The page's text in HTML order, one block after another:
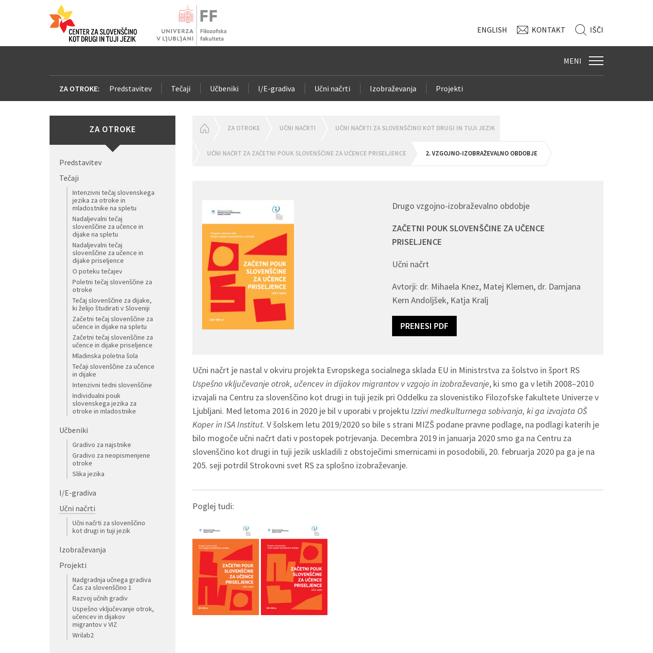
ENGLISH KONTAKT IŠČI
MENI
ZA OTROKE: Predstavitev Tečaji Učbeniki I/E-gradiva Učni načrti Izobraževanja Projekti
ZA OTROKE
Predstavitev
Tečaji
Intenzivni tečaj slovenskega
jezika za otroke in
mladostnike na spletu
Nadaljevalni tečaj
slovenščine za učence in
dijake na spletu
Nadaljevalni tečaj
slovenščine za učence in
dijake priseljence
O poteku tečajev
Poletni tečaj slovenščine za
otroke
Tečaj slovenščine za dijake,
ki želijo študirati v Sloveniji
Začetni tečaj slovenščine za
učence in dijake na spletu
Začetni tečaj slovenščine za
učence in dijake priseljence
Mladinska poletna šola
Tečaji slovenščine za učence
in dijake
Intenzivni tedni slovenščine
Individualni pouk
slovenskega jezika za
otroke in mladostnike
Učbeniki
Gradivo za najstnike
Gradivo za neopismenjene
otroke
Slika jezika
I/E-gradiva
Učni načrti
Učni načrti za slovenščino
kot drugi in tuji jezik
Izobraževanja
Projekti
Nadgradnja učnega gradiva
Čas za slovenščino 1
Razvoj učnih gradiv
Uspešno vključevanje otrok,
učencev in dijakov
migrantov v VIZ
Wrilab2
HOMEPAGE
ZA OTROKE UČNI NAČRTI UČNI NAČRTI ZA SLOVENŠČINO KOT DRUGI IN TUJI JEZIK
UČNI NAČRT ZA ZAČETNI POUK SLOVENŠČINE ZA UČENCE PRISELJENCE 2. VZGOJNO-IZOBRAŽEVALNO OBDOBJE
Drugo vzgojno-izobraževalno obdobje
ZAČETNI POUK SLOVENŠČINE ZA UČENCE
PRISELJENCE
Učni načrt
Avtorji: dr. Mihaela Knez, Matej Klemen, dr. Damjana
Kern Andoljšek, Katja Kralj
PRENESI PDF
Učni načrt je nastal v okviru projekta Evropskega socialnega sklada EU in Ministrstva za šolstvo in šport RS
Uspešno vključevanje otrok, učencev in dijakov migrantov v vzgojo in izobraževanje, ki smo ga v letih 2008–2010
izvajali na Centru za slovenščino kot drugi in tuji jezik pri Oddelku za slovenistiko Filozofske fakultete Univerze v
Ljubljani. Med letoma 2016 in 2020 je bil v uporabi v projektu Izzivi medkulturnega sobivanja, ki ga izvajata OŠ
Koper in ISA Institut. V šolskem letu 2019/2020 so bile s strani MIZŠ podane pravne podlage, na podlagi katerih je
bilo mogoče učni načrt dati v postopek potrjevanja. Decembra 2019 in januarja 2020 smo ga na Centru za
slovenščino kot drugi in tuji jezik uskladili z obstoječimi smernicami in posodobili, 20. februarja 2020 pa ga je na
205. seji potrdil Strokovni svet RS za splošno izobraževanje.
Poglej tudi: